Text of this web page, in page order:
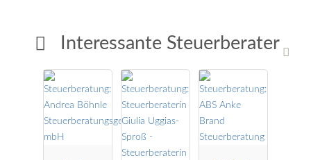
Interessante Steuerberater